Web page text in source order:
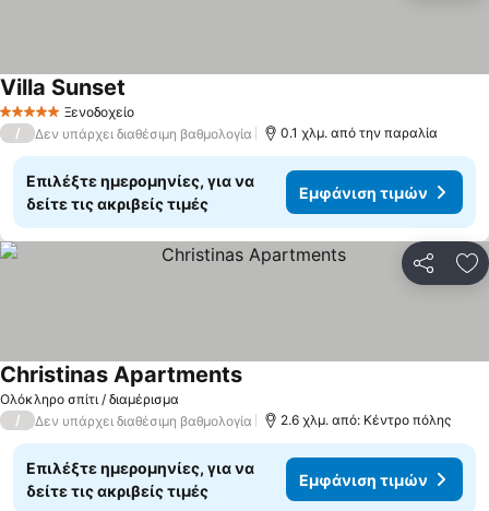
5 Αστέρια Ξενοδοχείο
Villa Sunset
/ Δεν υπάρχει διαθέσιμη βαθμολογία 0.1 χλμ. από την παραλία
Επιλέξτε ημερομηνίες, για να
δείτε τις ακριβείς τιμές
Εμφάνιση τιμών
Ολόκληρο σπίτι / διαμέρισμα
Christinas Apartments
/ Δεν υπάρχει διαθέσιμη βαθμολογία 2.6 χλμ. από: Κέντρο πόλης
Επιλέξτε ημερομηνίες, για να
δείτε τις ακριβείς τιμές
Εμφάνιση τιμών